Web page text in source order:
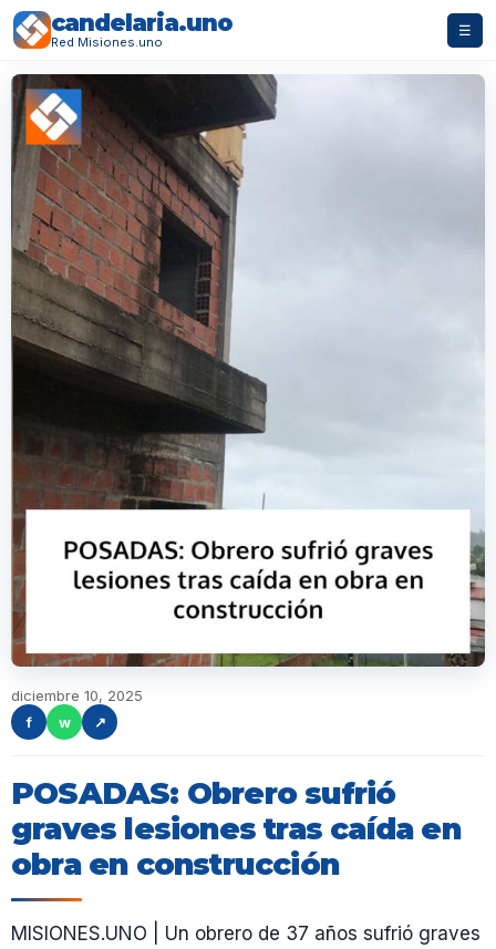
candelaria.uno
Red Misiones.uno
☰
diciembre 10, 2025
f
w ↗
POSADAS: Obrero sufrió
graves lesiones tras caída en
obra en construcción
MISIONES.UNO | Un obrero de 37 años sufrió graves